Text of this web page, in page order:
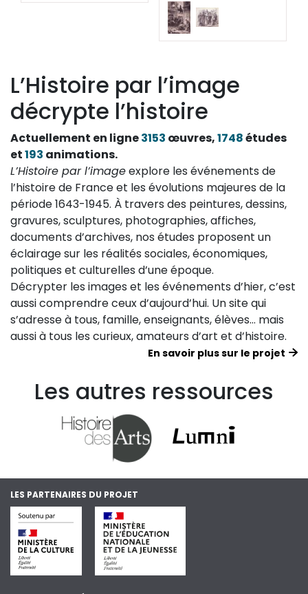
L’Histoire par l’image
décrypte l’histoire
Actuellement en ligne3153 œuvres,1748études
et193 animations.
L’Histoire par l’imageexplore les événements de
l’histoire de France et les évolutions majeures de la
période 1643-1945. À travers des peintures, dessins,
gravures, sculptures, photographies, affiches,
documents d’archives, nos études proposent un
éclairage sur les réalités sociales, économiques,
politiques et culturelles d’une époque.
Décrypter les images et les événements d’hier, c’est
aussi comprendre ceux d’aujourd’hui. Un site qui
s’adresse à tous, famille, enseignants, élèves… mais
aussi à tous les curieux, amateurs d’art et d’histoire.
En savoir plus sur le projet
Les autres ressources
LES PARTENAIRES DU PROJET